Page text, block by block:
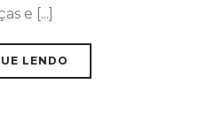
e [...]
LENDO